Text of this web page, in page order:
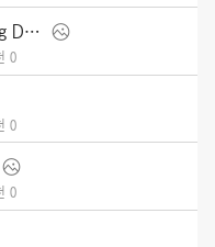
Hennessey Super Venom Mustang Dark Horse (2025)
0
0
0